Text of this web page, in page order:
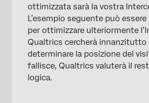
ottimizzata sarà la vostra
L’esempio seguente può
per ottimizzare ulteriormente
Qualtrics cercherà innanzitutto
determinare la posizione del
fallisce, Qualtrics valuterà il
logica.